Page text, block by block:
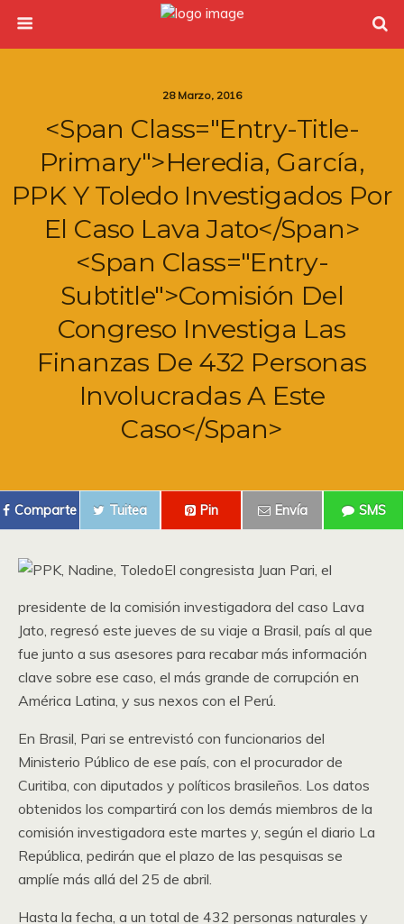
28 Marzo, 2016
<span Class="entry-Title-
Primary">Heredia, García,
PPK Y Toledo Investigados Por
El Caso Lava Jato</span>
<span Class="entry-
Subtitle">Comisión Del
Congreso Investiga Las
Finanzas De 432 Personas
Involucradas A Este
Caso</span>
Comparte Tuitea Pin Envía SMS
El congresista Juan Pari, el
presidente de la comisión investigadora del caso Lava
Jato, regresó este jueves de su viaje a Brasil, país al que
fue junto a sus asesores para recabar más información
clave sobre ese caso, el más grande de corrupción en
América Latina, y sus nexos con el Perú.
En Brasil, Pari se entrevistó con funcionarios del
Ministerio Público de ese país, con el procurador de
Curitiba, con diputados y políticos brasileños. Los datos
obtenidos los compartirá con los demás miembros de la
comisión investigadora este martes y, según el diario La
República, pedirán que el plazo de las pesquisas se
amplíe más allá del 25 de abril.
Hasta la fecha, a un total de 432 personas naturales y